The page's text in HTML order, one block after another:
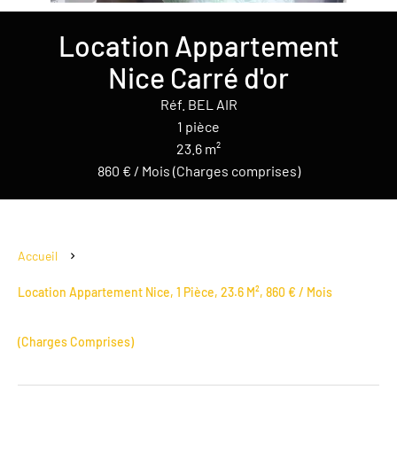
Location Appartement
Nice Carré d'or
Réf. BEL AIR
1 pièce
23.6 m²
860 € / Mois (Charges comprises)
Accueil
Location Appartement Nice, 1 Pièce, 23.6 M², 860 € / Mois
(Charges Comprises)